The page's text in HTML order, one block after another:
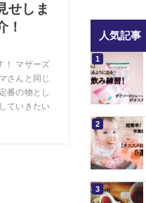
せしま
！
！ マザーズ
さんと同じ
番の物とし
ていきたい
人気記事